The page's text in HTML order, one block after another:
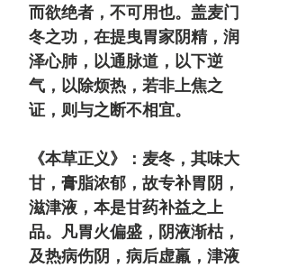
而欲绝者，不可用也。盖麦门
冬之功，在提曳胃家阴精，润
泽心肺，以通脉道，以下逆
气，以除烦热，若非上焦之
证，则与之断不相宜。
《本草正义》：麦冬，其味大
甘，膏脂浓郁，故专补胃阴，
滋津液，本是甘药补益之上
品。凡胃火偏盛，阴液渐枯，
及热病伤阴，病后虚羸，津液